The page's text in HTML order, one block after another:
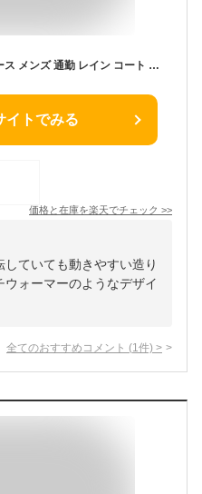
レインコート 自転車 通学 レディース メンズ 通勤 レイン コート 蒸れにくい カジメイク 7260 エントラントレインコート レインウェア ロング 防水 撥水 スクーター レインスーツ 防寒 おしゃれ 雨カッパ 透湿 大人 男女兼用 entrantcoat KAJIMEIKU
イトでみる
価格と在庫を楽天でチェック >>
ていても動きやすい造り
ォーマーのようなデザイ
全てのおすすめコメント (1 件) >